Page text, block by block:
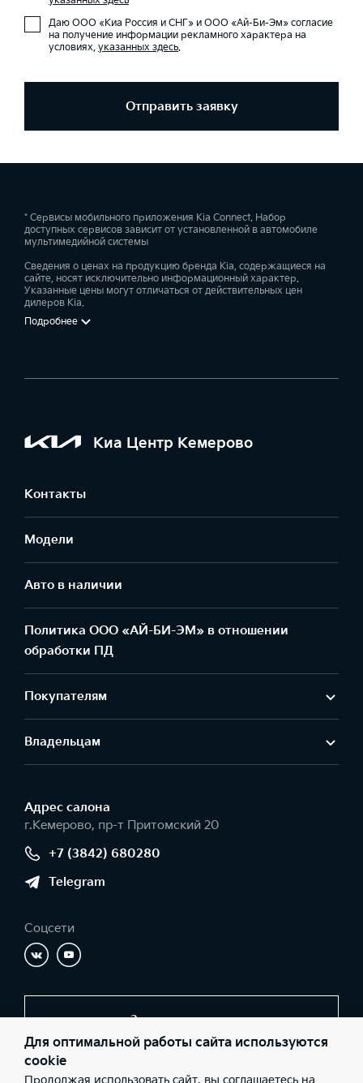
Даю ООО «Киа Россия и СНГ» и ООО «Ай-Би-Эм» согласие
на получение информации рекламного характера на
условиях, указанных здесь.
Отправить заявку
* Сервисы мобильного приложения Kia Connect. Набор
доступных сервисов зависит от установленной в автомобиле
мультимедийной системы
Сведения о ценах на продукцию бренда Kia, содержащиеся на
сайте, носят исключительно информационный характер.
Указанные цены могут отличаться от действительных цен
дилеров Kia.
Подробнее
Киа Центр Кемерово
Контакты
Модели
Авто в наличии
Политика ООО «АЙ-БИ-ЭМ» в отношении
обработки ПД
Покупателям
Владельцам
Адрес салонa
г.Кемерово, пр-т Притомский 20
+7 (3842) 680280
Telegram
Соцсети
Заказать звонок
Для оптимальной работы сайта используются
cookie
Продолжая использовать сайт, вы соглашаетесь на